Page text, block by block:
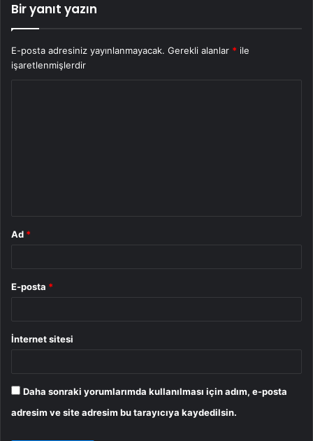
Bir yanıt yazın
E-posta adresiniz yayınlanmayacak. Gerekli alanlar * ile
işaretlenmişlerdir
Ad *
E-posta *
İnternet sitesi
Daha sonraki yorumlarımda kullanılması için adım, e-posta
adresim ve site adresim bu tarayıcıya kaydedilsin.